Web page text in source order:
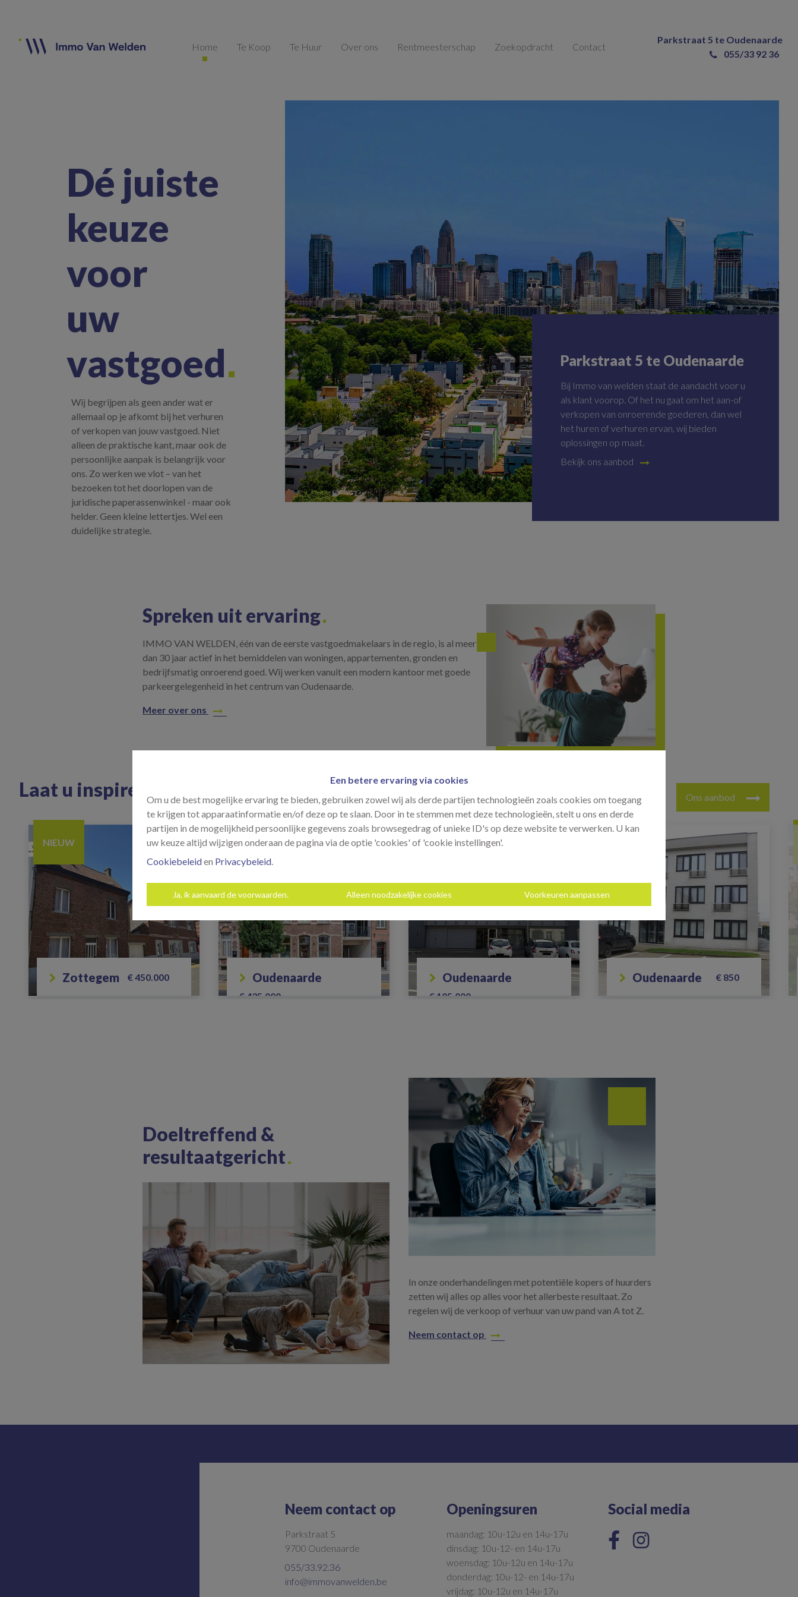
Een betere ervaring via cookies
Om u de best mogelijke ervaring te bieden, gebruiken zowel wij als derde partijen technologieën zoals cookies om toegang
te krijgen tot apparaatinformatie en/of deze op te slaan. Door in te stemmen met deze technologieën, stelt u ons en derde
partijen in de mogelijkheid persoonlijke gegevens zoals browsegedrag of unieke ID's op deze website te verwerken. U kan
uw keuze altijd wijzigen onderaan de pagina via de optie 'cookies' of 'cookie instellingen'.
Cookiebeleiden Privacybeleid.
Ja, ik aanvaard de voorwaarden. Alleen noodzakelijke cookies Voorkeuren aanpassen
Home Te Koop Te Huur Over ons Rentmeesterschap Zoekopdracht Contact
Parkstraat 5 te Oudenaarde
055/33 92 36
Dé juiste
keuze
voor
uw
vastgoed
Wij begrijpen als geen ander wat er
allemaal op je afkomt bij het verhuren
of verkopen van jouw vastgoed. Niet
alleen de praktische kant, maar ook de
persoonlijke aanpak is belangrijk voor
ons. Zo werken we vlot – van het
bezoeken tot het doorlopen van de
juridische paperassenwinkel - maar ook
helder. Geen kleine lettertjes. Wel een
duidelijke strategie.
Parkstraat 5 te Oudenaarde
Bij Immo van welden staat de aandacht voor u
als klant voorop. Of het nu gaat om het aan-of
verkopen van onroerende goederen, dan wel
het huren of verhuren ervan, wij bieden
oplossingen op maat.
Bekijk ons aanbod
Huren of kopen?
Bij Immo van welden staat de aandacht voor u
als klant voorop. Of het nu gaat om het aan-of
verkopen van onroerende goederen, dan wel
het huren of verhuren ervan, wij bieden
oplossingen op maat.
Bekijk ons aanbod
Spreken uit ervaring
IMMO VAN WELDEN, één van de eerste vastgoedmakelaars in de regio, is al meer
dan 30 jaar actief in het bemiddelen van woningen, appartementen, gronden en
bedrijfsmatig onroerend goed. Wij werken vanuit een modern kantoor met goede
parkeergelegenheid in het centrum van Oudenaarde.
Meer over ons
Laat u inspireren Ons aanbod
NIEUW
zottegem € 450.000
NIEUW
oudenaarde
€ 435.000
NIEUW
oudenaarde
€ 105.000
oudenaarde € 850
Doeltreffend &
resultaatgericht
In onze onderhandelingen met potentiële kopers of huurders
zetten wij alles op alles voor het allerbeste resultaat. Zo
regelen wij de verkoop of verhuur van uw pand van A tot Z.
Neem contact op
Neem contact op
Parkstraat 5
9700 Oudenaarde
055/33.92.36
info@immovanwelden.be
Openingsuren
maandag: 10u-12u en 14u-17u
dinsdag: 10u-12- en 14u-17u
woensdag: 10u-12u en 14u-17u
donderdag: 10u-12- en 14u-17u
vrijdag: 10u-12u en 14u-17u
Social media